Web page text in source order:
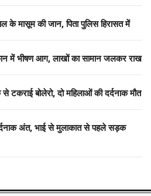
के मासूम की जान, पिता पुलिस हिरासत में
में भीषण आग, लाखों का सामान जलकर राख
बोलेरो, दो महिलाओं की दर्दनाक मौत
अंत, भाई से मुलाकात से पहले सड़क